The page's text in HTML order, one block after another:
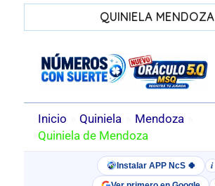
QUINIELA MENDOZA